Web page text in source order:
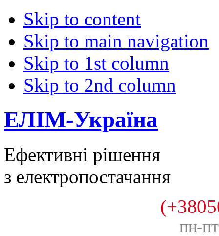
Skip to content
Skip to main navigation
Skip to 1st column
Skip to 2nd column
ЕЛІМ-Україна
Ефективні рішення
з електропостачання
пн-